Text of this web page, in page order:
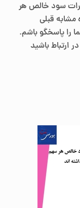
سود خالص هر
قبلی
را پاسخگو باشم.
در ارتباط باشید